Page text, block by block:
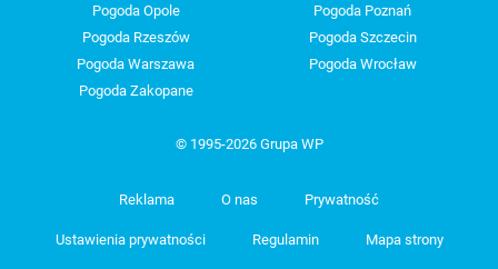
Pogoda Opole
Pogoda Poznań
Pogoda Rzeszów
Pogoda Szczecin
Pogoda Warszawa
Pogoda Wrocław
Pogoda Zakopane
© 1995-2026 Grupa WP
Reklama O nas Prywatność
Ustawienia prywatności Regulamin Mapa strony